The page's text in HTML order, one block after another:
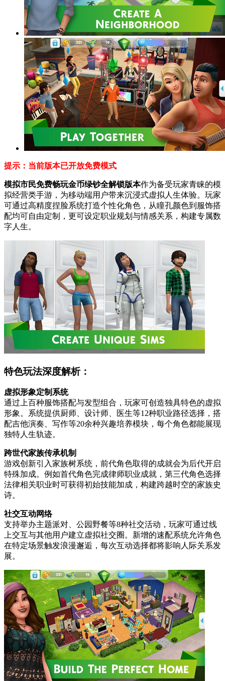
提示：当前版本已开放免费模式
模拟市民免费畅玩金币绿钞全解锁版本作为备受玩家青睐的模
拟经营类手游，为移动端用户带来沉浸式虚拟人生体验。玩家
可通过高精度捏脸系统打造个性化角色，从瞳孔颜色到服饰搭
配均可自由定制，更可设定职业规划与情感关系，构建专属数
字人生。
特色玩法深度解析：
虚拟形象定制系统
通过上百种服饰搭配与发型组合，玩家可创造独具特色的虚拟
形象。系统提供厨师、设计师、医生等12种职业路径选择，搭
配吉他演奏、写作等20余种兴趣培养模块，每个角色都能展现
独特人生轨迹。
跨世代家族传承机制
游戏创新引入家族树系统，前代角色取得的成就会为后代开启
特殊加成。例如首代角色完成律师职业成就，第三代角色选择
法律相关职业时可获得初始技能加成，构建跨越时空的家族史
诗。
社交互动网络
支持举办主题派对、公园野餐等8种社交活动，玩家可通过线
上交互与其他用户建立虚拟社交圈。新增的速配系统允许角色
在特定场景触发浪漫邂逅，每次互动选择都将影响人际关系发
展。